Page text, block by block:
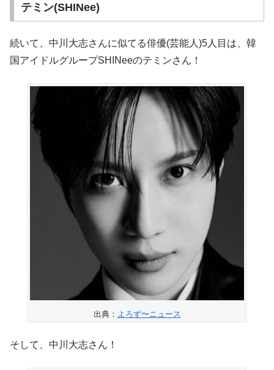
テミン(SHINee)
続いて、中川大志さんに似てる俳優(芸能人)5人目は、韓
国アイドルグループSHINeeのテミンさん！
出典： よろず〜ニュース
そして、中川大志さん！